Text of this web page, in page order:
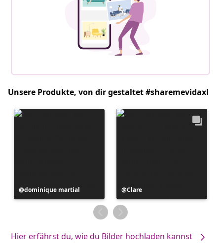
Unsere Produkte, von dir gestaltet #sharemevidaxl
Beitrag
veröffentlicht
dominique martial
Beitrag
veröffentlicht
von
Clare
Hier erfährst du, wie du Bilder hochladen kannst